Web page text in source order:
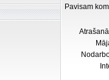
Pavisam